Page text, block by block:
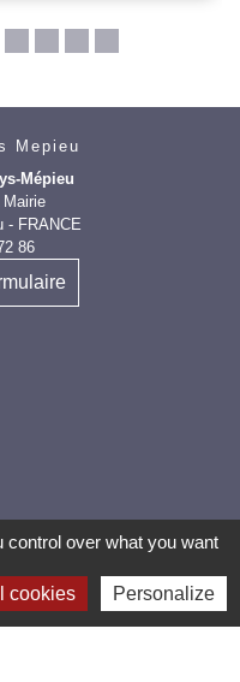
Mepieu
Mépieu
- FRANCE
86
(Téléchargez
toutes les
over what you want
cookies Personalize